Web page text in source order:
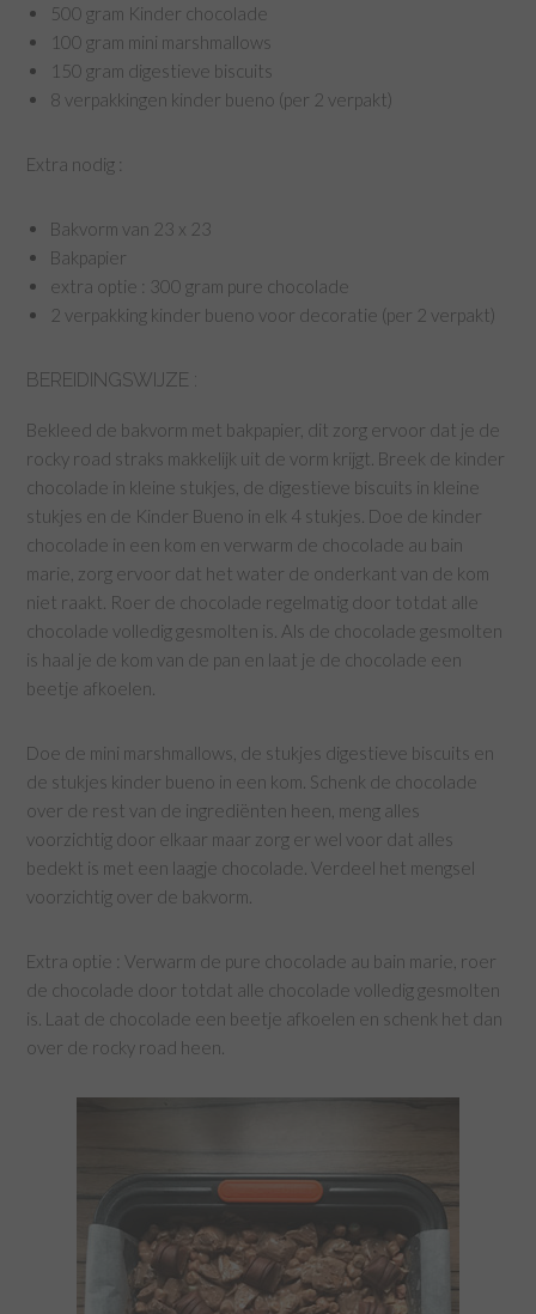
500 gram Kinder chocolade
100 gram mini marshmallows
150 gram digestieve biscuits
8 verpakkingen kinder bueno (per 2 verpakt)
Extra nodig :
Bakvorm van 23 x 23
Bakpapier
extra optie : 300 gram pure chocolade
2 verpakking kinder bueno voor decoratie (per 2 verpakt)
BEREIDINGSWIJZE :
Bekleed de bakvorm met bakpapier, dit zorg ervoor dat je de
rocky road straks makkelijk uit de vorm krijgt. Breek de kinder
chocolade in kleine stukjes, de digestieve biscuits in kleine
stukjes en de Kinder Bueno in elk 4 stukjes. Doe de kinder
chocolade in een kom en verwarm de chocolade au bain
marie, zorg ervoor dat het water de onderkant van de kom
niet raakt. Roer de chocolade regelmatig door totdat alle
chocolade volledig gesmolten is. Als de chocolade gesmolten
is haal je de kom van de pan en laat je de chocolade een
beetje afkoelen.
Doe de mini marshmallows, de stukjes digestieve biscuits en
de stukjes kinder bueno in een kom. Schenk de chocolade
over de rest van de ingrediënten heen, meng alles
voorzichtig door elkaar maar zorg er wel voor dat alles
bedekt is met een laagje chocolade. Verdeel het mengsel
voorzichtig over de bakvorm.
Extra optie : Verwarm de pure chocolade au bain marie, roer
de chocolade door totdat alle chocolade volledig gesmolten
is. Laat de chocolade een beetje afkoelen en schenk het dan
over de rocky road heen.